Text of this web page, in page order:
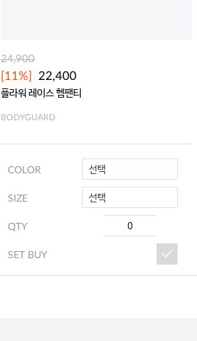
24,900
[11%] 22,400
플라워 레이스 헴팬티
BODYGUARD
COLOR 선택
SIZE 선택
QTY
SET BUY